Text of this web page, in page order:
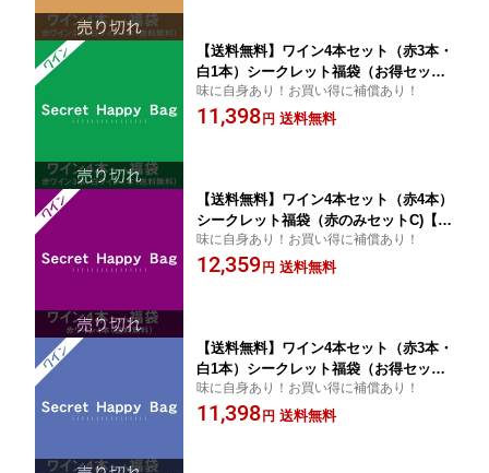
【送料無料】ワイン4本セット（赤3本・
白1本）シークレット福袋（お得セット
B)【家飲みワイン】【クール便は別途送
料掛かります。商品説明文参照】
味に自身あり！お買い得に補償あり！
11,398 円 送料無料
【送料無料】ワイン4本セット（赤4本）
シークレット福袋（赤のみセットC)【家
飲みワイン】【クール便は別途送料掛か
ります。商品説明文参照】
味に自身あり！お買い得に補償あり！
12,359 円 送料無料
【送料無料】ワイン4本セット（赤3本・
白1本）シークレット福袋（お得セット
D)【家飲みワイン】【クール便は別途送
料掛かります。商品説明文参照】
味に自身あり！お買い得に補償あり！
11,398 円 送料無料